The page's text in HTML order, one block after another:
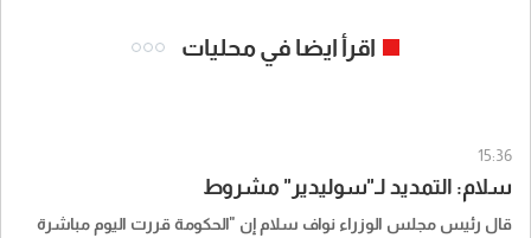
اقرأ ايضا في محليات
15:36
سلام: التمديد لـ"سوليدير" مشروط
قال رئيس مجلس الوزراء نواف سلام إن "الحكومة قررت اليوم مباشرة